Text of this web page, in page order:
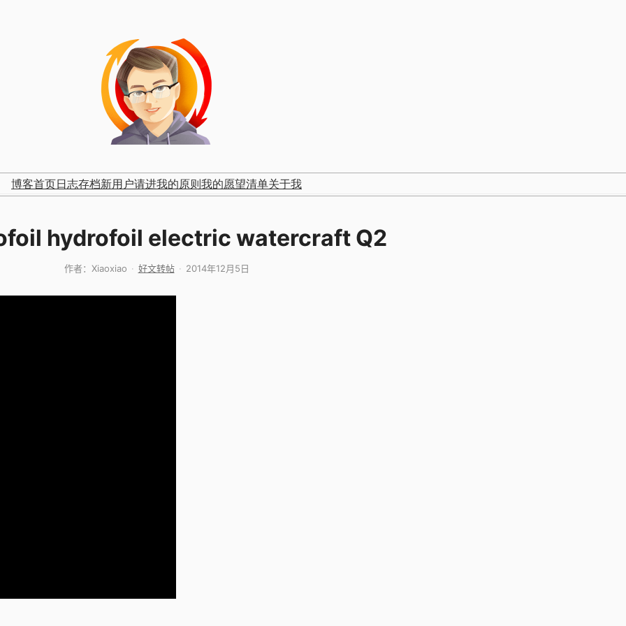
博客首页日志存档新用户请进我的原则 我的愿望清单关于我
hydrofoil electric watercraft Q2
作者： Xiaoxiao 好文转帖 2014年12月5日